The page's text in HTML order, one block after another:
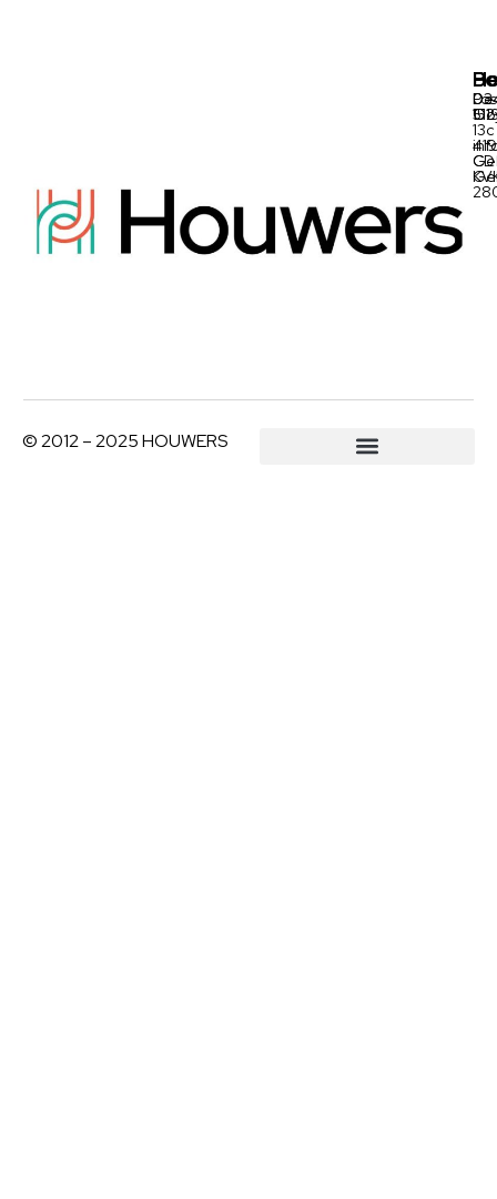
De
13c
152
CD
© 2012 – 2025 HOUWERS